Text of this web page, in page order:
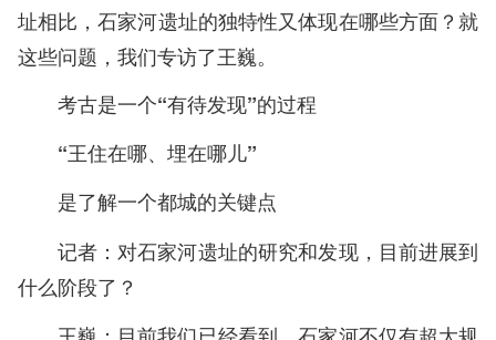
址相比，石家河遗址的独特性又体现在哪些方面？就
这些问题，我们专访了王巍。
考古是一个“有待发现”的过程
“王住在哪、埋在哪儿”
是了解一个都城的关键点
记者：对石家河遗址的研究和发现，目前进展到
什么阶段了？